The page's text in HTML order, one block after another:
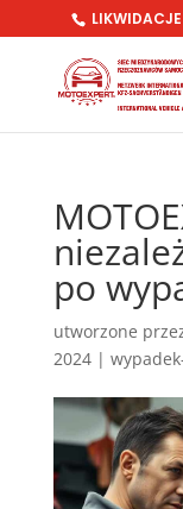
po
utworzone
2024|